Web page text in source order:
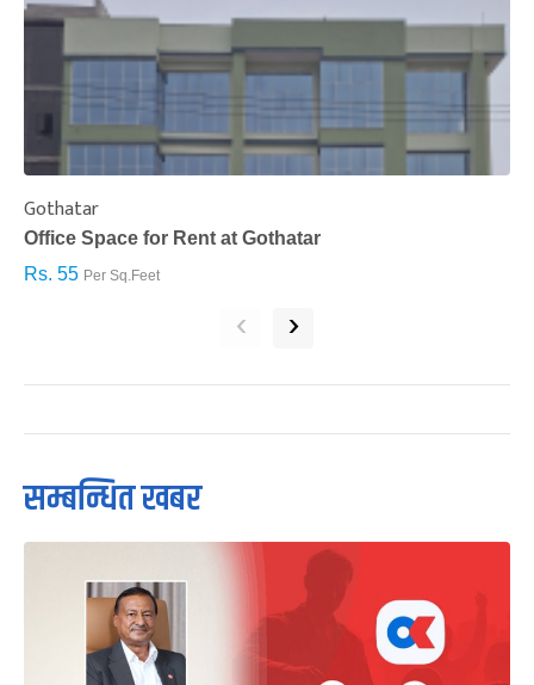
Gothatar
Office Space for Rent at Gothatar
Rs. 55 Per Sq.Feet
‹ ›
सम्बन्धित खबर